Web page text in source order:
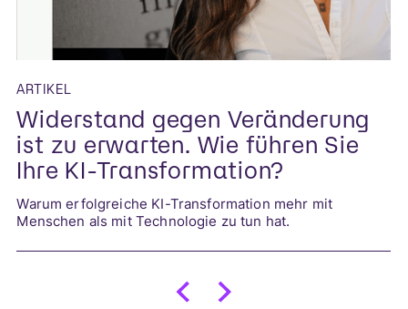
ARTIKEL
Widerstand gegen Veränderung
ist zu erwarten. Wie führen Sie
Ihre KI-Transformation?
Warum erfolgreiche KI-Transformation mehr mit
Menschen als mit Technologie zu tun hat.